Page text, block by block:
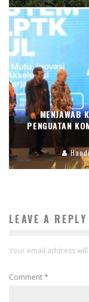
MENJAWAB
PENGUATAN
LEAVE A REPLY
Your email address
Comment*